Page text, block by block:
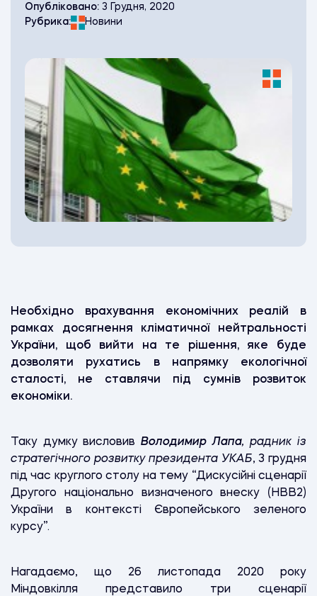
Опубліковано: 3 Грудня, 2020
Рубрика:
Новини
Необхідно врахування економічних реалій в
рамках досягнення кліматичної нейтральності
України, щоб вийти на те рішення, яке буде
дозволяти рухатись в напрямку екологічної
сталості, не ставлячи під сумнів розвиток
економіки.
Таку думку висловив Володимир Лапа, радник із
стратегічного розвитку президента УКАБ, 3 грудня
під час круглого столу на тему “Дискусійні сценарії
Другого національно визначеного внеску (НВВ2)
України в контексті Європейського зеленого
курсу”.
Нагадаємо, що 26 листопада 2020 року
Міндовкілля представило три сценарії